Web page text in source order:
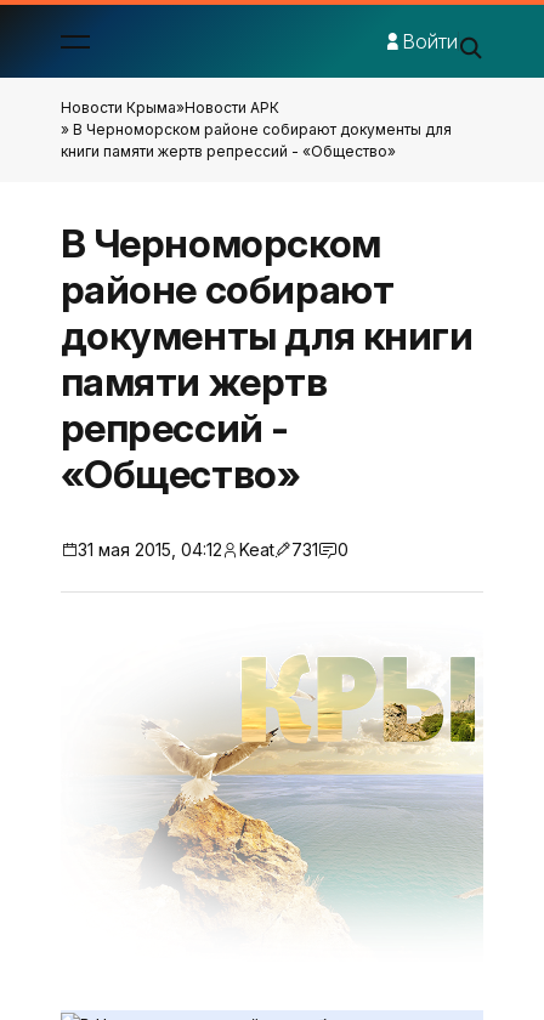
Войти
Новости Крыма»Новости АРК
» В Черноморском районе собирают документы для
книги памяти жертв репрессий - «Общество»
В Черноморском
районе собирают
документы для книги
памяти жертв
репрессий -
«Общество»
31 мая 2015, 04:12 Keat 731 0